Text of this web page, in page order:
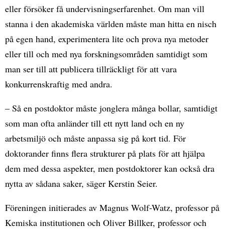
eller försöker få undervisningserfarenhet. Om man vill
stanna i den akademiska världen måste man hitta en nisch
på egen hand, experimentera lite och prova nya metoder
eller till och med nya forskningsområden samtidigt som
man ser till att publicera tillräckligt för att vara
konkurrenskraftig med andra.
– Så en postdoktor måste jonglera många bollar, samtidigt
som man ofta anländer till ett nytt land och en ny
arbetsmiljö och måste anpassa sig på kort tid. För
doktorander finns flera strukturer på plats för att hjälpa
dem med dessa aspekter, men postdoktorer kan också dra
nytta av sådana saker, säger Kerstin Seier.
Föreningen initierades av Magnus Wolf-Watz, professor på
Kemiska institutionen och Oliver Billker, professor och